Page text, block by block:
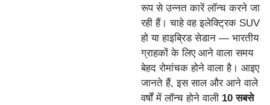
रूप से उन्नत कारें लॉन्च करने जा
रही हैं। चाहे वह इलेक्ट्रिक SUV
हो या हाइब्रिड सेडान — भारतीय
ग्राहकों के लिए आने वाला समय
बेहद रोमांचक होने वाला है। आइए
जानते हैं, इस साल और आने वाले
वर्षों में लॉन्च होने वाली 10 सबसे